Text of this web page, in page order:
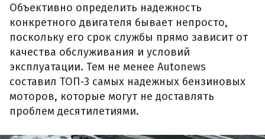
Объективно определить надежность
конкретного двигателя бывает непросто,
поскольку его срок службы прямо зависит от
качества обслуживания и условий
эксплуатации. Тем не менее Autonews
составил ТОП-3 самых надежных бензиновых
моторов, которые могут не доставлять
проблем десятилетиями.